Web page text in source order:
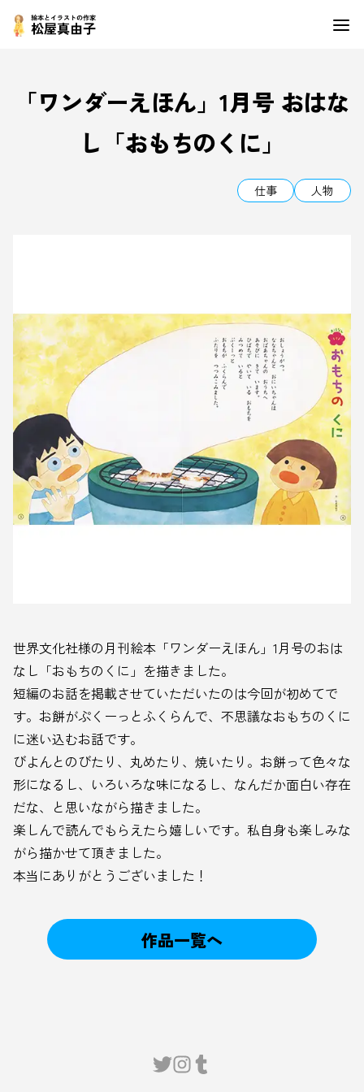
「ワンダーえほん」1月号 おはな
し「おもちのくに」
仕事 人物
世界文化社様の月刊絵本「ワンダーえほん」1月号のおは
なし「おもちのくに」を描きました。
短編のお話を掲載させていただいたのは今回が初めてで
す。お餅がぷくーっとふくらんで、不思議なおもちのくに
に迷い込むお話です。
びよんとのびたり、丸めたり、焼いたり。お餅って色々な
形になるし、いろいろな味になるし、なんだか面白い存在
だな、と思いながら描きました。
楽しんで読んでもらえたら嬉しいです。私自身も楽しみな
がら描かせて頂きました。
本当にありがとうございました！
作品一覧へ